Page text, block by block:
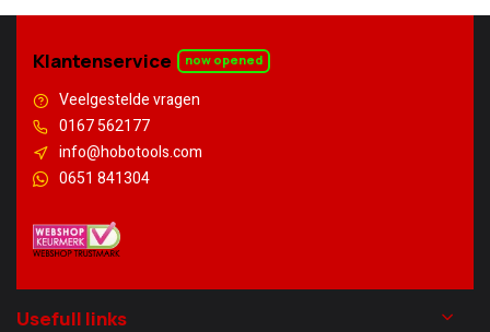
Klantenservice now opened
Veelgestelde vragen
0167 562177
info@hobotools.com
0651 841304
Usefull links